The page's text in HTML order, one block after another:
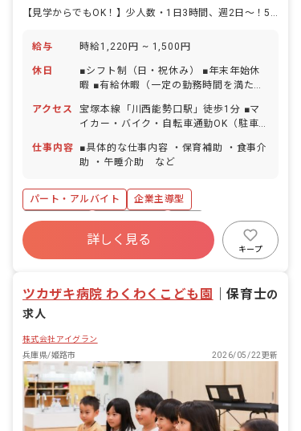
【見学からでもOK！】少人数・1日3時間、週2日～！50代まで幅広い世代が活躍中です。
給与 時給1,220円 ~ 1,500円
休日
■シフト制（日・祝休み） ■年末年始休
暇 ■有給休暇（一定の勤務時間を満たす
員を配置しているためシフト相談がしや
すく、希望の日にお休みを取れることが
ほとんどです！ ■近くに系列園があるの
で、急なお休みの際などは園同士でシフ
アクセス
宝塚本線「川西能勢口駅」徒歩1分 ■マ
イカー・バイク・自転車通勤OK（駐車
仕事内容
■具体的な仕事内容 ・保育補助 ・食事介
助 ・午睡介助 など
パート・アルバイト
企業主導型
WEB面接OK
社会保険完備
有給
福利厚生充実
残業少なめ
昇給昇進あり
詳しく見る
キープ
ツカザキ病院 わくわくこども園 ｜保育士の
求人
株式会社アイグラン
兵庫県/姫路市
2026/05/22更新